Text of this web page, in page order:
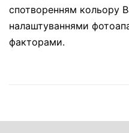
спотворенням кольору
налаштуваннями
факторами.